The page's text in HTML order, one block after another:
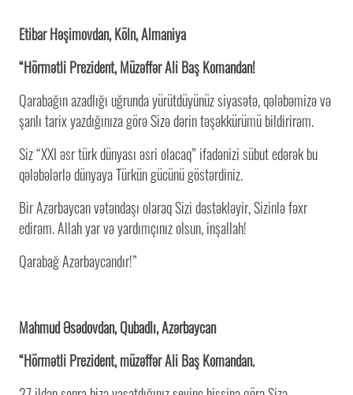
Etibar Həşimovdan, Köln, Almaniya
“Hörmətli Prezident, Müzəffər Ali Baş Komandan!
Qarabağın azadlığı uğrunda yürütdüyünüz siyasətə, qələbəmizə və
şanlı tarix yazdığınıza görə Sizə dərin təşəkkürümü bildirirəm.
Siz “XXI əsr türk dünyası əsri olacaq” ifadənizi sübut edərək bu
qələbələrlə dünyaya Türkün gücünü göstərdiniz.
Bir Azərbaycan vətəndaşı olaraq Sizi dəstəkləyir, Sizinlə fəxr
edirəm. Allah yar və yardımçınız olsun, inşallah!
Qarabağ Azərbaycandır!”
Mahmud Əsədovdan, Qubadlı, Azərbaycan
“Hörmətli Prezident, müzəffər Ali Baş Komandan.